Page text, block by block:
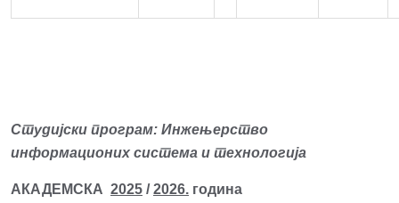
Студијски програм: Инжењерство
информационих система и технологија
АКАДЕМСКА 2025 /2026. година